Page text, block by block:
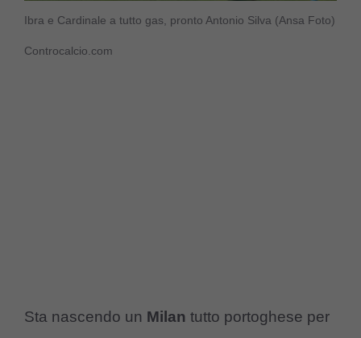
Ibra e Cardinale a tutto gas, pronto Antonio Silva (Ansa Foto)
Controcalcio.com
Sta nascendo un Milan tutto portoghese per